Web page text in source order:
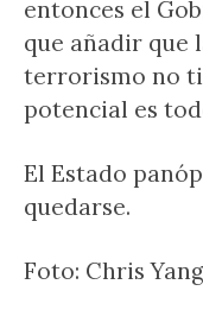
entonces el
que añadir que
terrorismo no
potencial es
El Estado
quedarse.
Foto: Chris